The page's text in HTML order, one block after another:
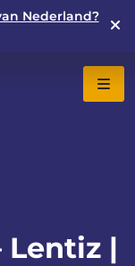
Nederland?
|